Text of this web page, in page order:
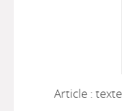
Article :